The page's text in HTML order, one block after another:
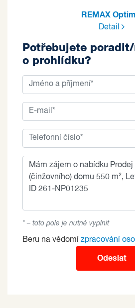
REMAX
Detail
Potřebujete
o prohlídku?
* – toto pole je nutné vyplnit
Beru na vědomí zpracování
Odeslat